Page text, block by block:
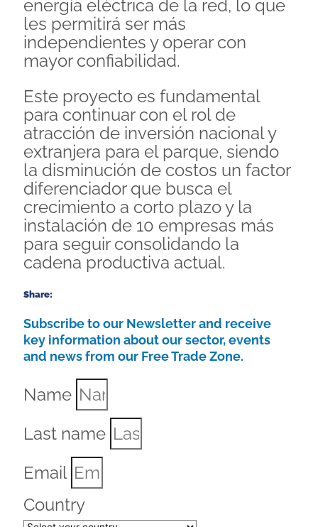
energía eléctrica de la red, lo que
les permitirá ser más
independientes y operar con
mayor confiabilidad.
Este proyecto es fundamental
para continuar con el rol de
atracción de inversión nacional y
extranjera para el parque, siendo
la disminución de costos un factor
diferenciador que busca el
crecimiento a corto plazo y la
instalación de 10 empresas más
para seguir consolidando la
cadena productiva actual.
Share:
Subscribe to our Newsletter and receive
key information about our sector, events
and news from our Free Trade Zone.
Name
Last name
Email
Country